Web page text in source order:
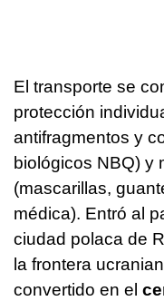
El transporte se
protección
antifragmentos y
biológicos NBQ) y
(mascarillas,
médica). Entró al
ciudad polaca de
la frontera
convertido en el